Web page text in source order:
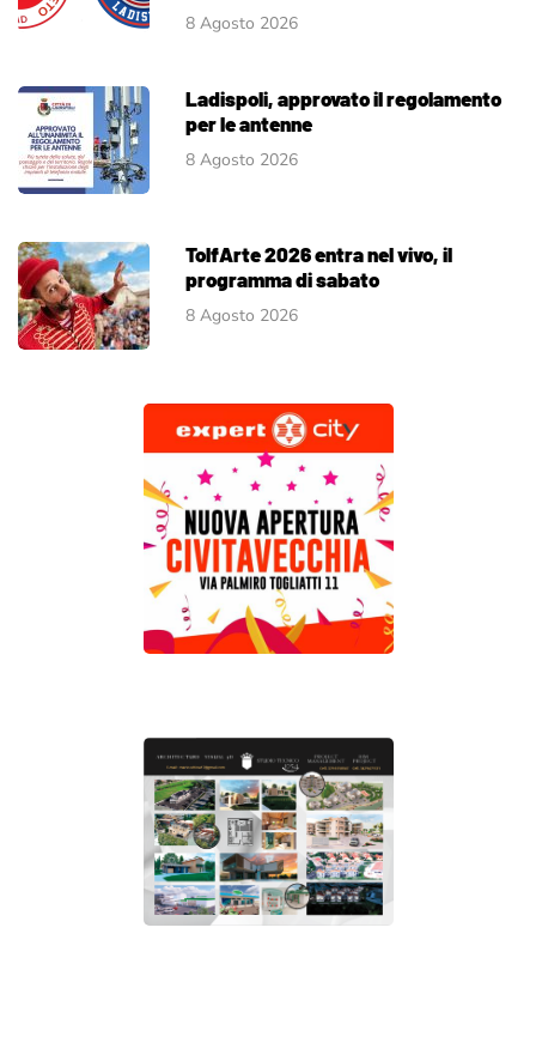
8 Agosto 2026
Ladispoli, approvato il regolamento
per le antenne
8 Agosto 2026
TolfArte 2026 entra nel vivo, il
programma di sabato
8 Agosto 2026